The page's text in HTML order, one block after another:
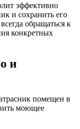
эффективно
и сохранить его
обращаться к
конкретных
и
помещен в
моющее